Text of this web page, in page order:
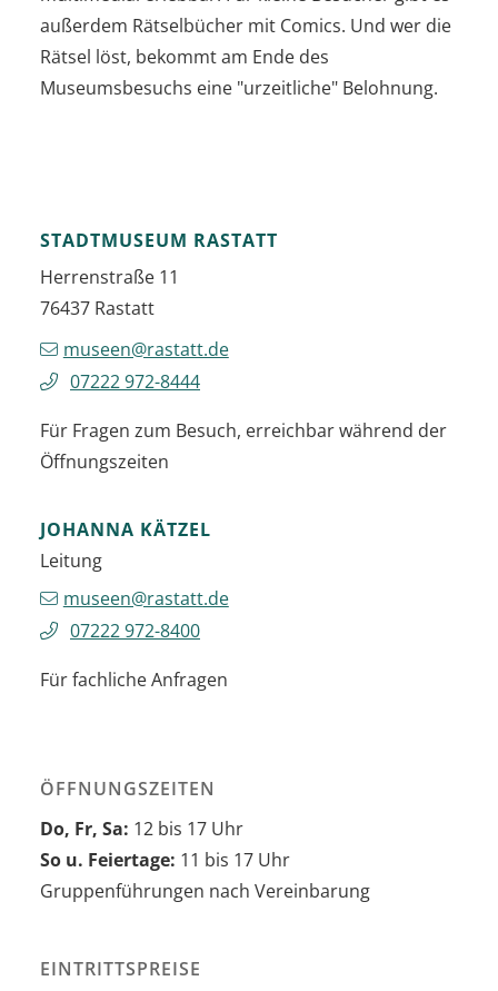
außerdem Rätselbücher mit Comics. Und wer die
Rätsel löst, bekommt am Ende des
Museumsbesuchs eine "urzeitliche" Belohnung.
STADTMUSEUM RASTATT
Herrenstraße 11
76437 Rastatt
museen@rastatt.de
07222 972-8444
Für Fragen zum Besuch, erreichbar während der
Öffnungszeiten
JOHANNA KÄTZEL
Leitung
museen@rastatt.de
07222 972-8400
Für fachliche Anfragen
ÖFFNUNGSZEITEN
Do, Fr, Sa: 12 bis 17 Uhr
So u. Feiertage: 11 bis 17 Uhr
Gruppenführungen nach Vereinbarung
EINTRITTSPREISE